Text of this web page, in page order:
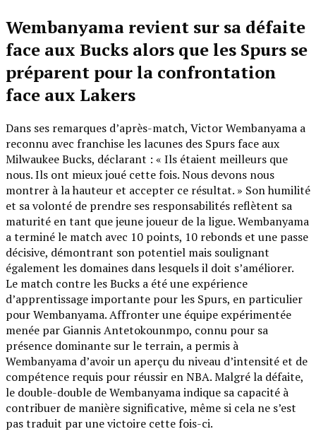
Wembanyama revient sur sa défaite
face aux Bucks alors que les Spurs se
préparent pour la confrontation
face aux Lakers
Dans ses remarques d’après-match, Victor Wembanyama a
reconnu avec franchise les lacunes des Spurs face aux
Milwaukee Bucks, déclarant : « Ils étaient meilleurs que
nous. Ils ont mieux joué cette fois. Nous devons nous
montrer à la hauteur et accepter ce résultat. » Son humilité
et sa volonté de prendre ses responsabilités reflètent sa
maturité en tant que jeune joueur de la ligue. Wembanyama
a terminé le match avec 10 points, 10 rebonds et une passe
décisive, démontrant son potentiel mais soulignant
également les domaines dans lesquels il doit s’améliorer.
Le match contre les Bucks a été une expérience
d’apprentissage importante pour les Spurs, en particulier
pour Wembanyama. Affronter une équipe expérimentée
menée par Giannis Antetokounmpo, connu pour sa
présence dominante sur le terrain, a permis à
Wembanyama d’avoir un aperçu du niveau d’intensité et de
compétence requis pour réussir en NBA. Malgré la défaite,
le double-double de Wembanyama indique sa capacité à
contribuer de manière significative, même si cela ne s’est
pas traduit par une victoire cette fois-ci.